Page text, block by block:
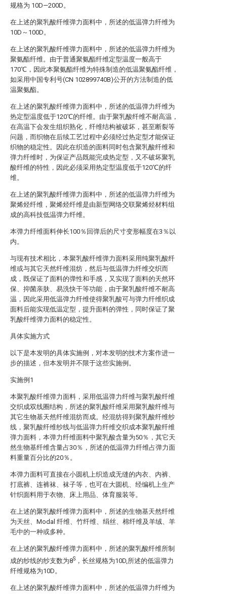
规格为 10D—200D。
在上述的聚乳酸纤维弹力面料中，所述的低温弹力纤维为
10D～100D。
在上述的聚乳酸纤维弹力面料中，所述的低温弹力纤维为
聚氨酯纤维。由于普通聚氨酯纤维定型温度一般高于
170℃，因此本聚氨酯纤维为特殊制造的低温聚氨酯纤维，
如采用中国专利号(CN 102899740B)公开的方法制造的低
温聚氨酯。
在上述的聚乳酸纤维弹力面料中，所述的低温弹力纤维为
热定型温度低于120℃的纤维。由于聚乳酸纤维不耐高温，
在高温下会发生组织熟化，纤维结构被破坏，甚至断裂等
问题，而织物在后续工艺过程中必须经过热定型才能保证
织物的稳定性。因此在织造的面料同时包含聚乳酸纤维和
弹力纤维时，为保证产品既能完成热定型，又不破坏聚乳
酸纤维的特性，因此必须采用热定型温度低于120℃的纤
维。
在上述的聚乳酸纤维弹力面料中，所述的低温弹力纤维为
聚烯烃纤维，聚烯烃纤维是由新型网络交联聚烯烃材料组
成的高科技低温弹力纤维。
本弹力纤维面料伸长100％回弹后的尺寸变形幅度在3％以
内。
与现有技术相比，本聚乳酸纤维弹力面料采用纯聚乳酸纤
维或与其它天然纤维混纺，然后与低温弹力纤维交织而
成，既保证了面料的弹性和手感，又实现了面料的天然环
保、抑菌亲肤、易洗快干等功能，由于聚乳酸纤维不耐高
温，因此采用低温弹力纤维使得聚乳酸可与弹力纤维织成
面料后能实现低温定型，提升面料的弹性，同时保证了聚
乳酸纤维弹力面料的稳定性。
具体实施方式
以下是本发明的具体实施例，对本发明的技术方案作进一
步的描述，但本发明并不限于这些实施例。
实施例1
本聚乳酸纤维弹力面料，采用低温弹力纤维与聚乳酸纤维
交织成双线圈结构，所述的聚乳酸纤维采用聚乳酸纤维与
其它生物基天然纤维混纺而成。经混纺得到聚乳酸纤维纱
线，聚乳酸纤维纱线与低温弹力纤维交织成本聚乳酸纤维
弹力面料，本弹力纤维面料中聚乳酸含量为50％，其它天
然生物基纤维含量占30％，所述的低温弹力纤维占弹力面
料重量百分比的20％。
本弹力面料可直接在小圆机上织造成无缝的内衣、内裤、
打底裤、连裤袜、袜子等，也可在大圆机、经编机上生产
针织面料用于衣物、床上用品、体育服装等。
在上述的聚乳酸纤维弹力面料中，所述的生物基天然纤维
为天丝、Modal 纤维、竹纤维、绢丝、棉纤维及羊绒、羊
毛中的一种或多种。
在上述的聚乳酸纤维弹力面料中，所述的聚乳酸纤维所制
成的纱线的纱支数为8S ，长丝规格为10D,所述的低温弹力
纤维规格为10D。
在上述的聚乳酸纤维弹力面料中，所述的低温弹力纤维为